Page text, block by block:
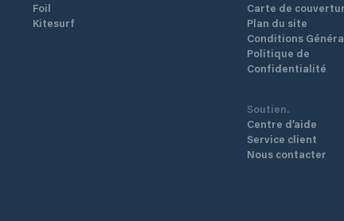
Foil
Kitesurf
Carte de
Plan du site
Conditions
Politique de
Confidentialité
Soutien.
Centre d’aide
Service client
Nous contacter